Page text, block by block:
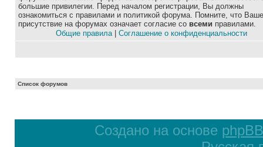
большие привилегии. Перед началом регистрации, Вы должны
ознакомиться с правилами и политикой форума. Помните, что Ваше
присутствие на форумах означает согласие со всеми правилами.
Общие правила| Соглашение о конфиденциальности
Список форумов
Создано на основе phpBB